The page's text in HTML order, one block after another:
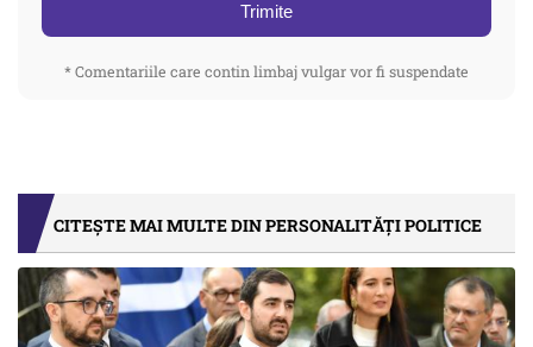
Trimite
* Comentariile care contin limbaj vulgar vor fi suspendate
CITEȘTE MAI MULTE DIN PERSONALITĂȚI POLITICE